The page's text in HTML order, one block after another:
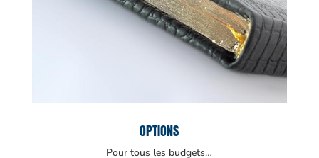
OPTIONS
Pour tous les budgets…